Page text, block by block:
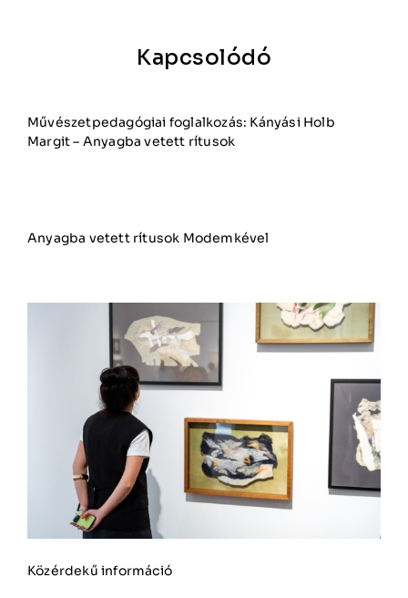
Kapcsolódó
Művészetpedagógiai foglalkozás: Kányási Holb
Margit – Anyagba vetett rítusok
Anyagba vetett rítusok Modemkével
Közérdekű információ